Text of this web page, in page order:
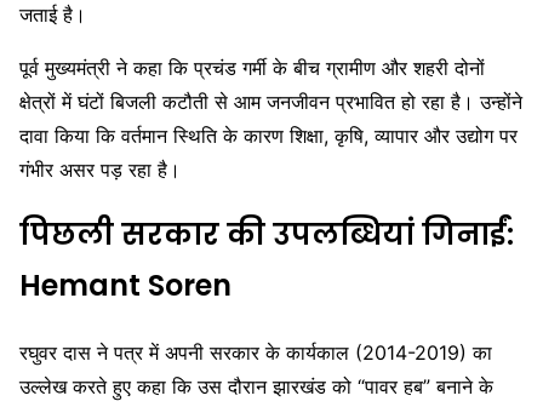
जताई है।
पूर्व मुख्यमंत्री ने कहा कि प्रचंड गर्मी के बीच ग्रामीण और शहरी दोनों
क्षेत्रों में घंटों बिजली कटौती से आम जनजीवन प्रभावित हो रहा है। उन्होंने
दावा किया कि वर्तमान स्थिति के कारण शिक्षा, कृषि, व्यापार और उद्योग पर
गंभीर असर पड़ रहा है।
पिछली सरकार की उपलब्धियां गिनाईं:
Hemant Soren
रघुवर दास ने पत्र में अपनी सरकार के कार्यकाल (2014-2019) का
उल्लेख करते हुए कहा कि उस दौरान झारखंड को “पावर हब” बनाने के